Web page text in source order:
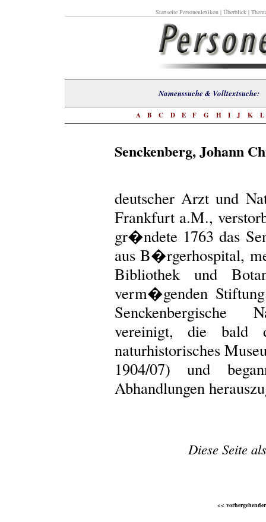
Startseite Personenlexikon| Überblick|
Namenssuche &
A B C D E F G H I J K L
Senckenberg, Johann
deutscher Arzt und
Frankfurt a.M.,
gr�ndete 1763 das
aus B�rgerhospital,
Bibliothek und
verm�genden
Senckenbergische
vereinigt, die bald
naturhistorisches
1904/07) und
Abhandlungen
Diese Seite
<<